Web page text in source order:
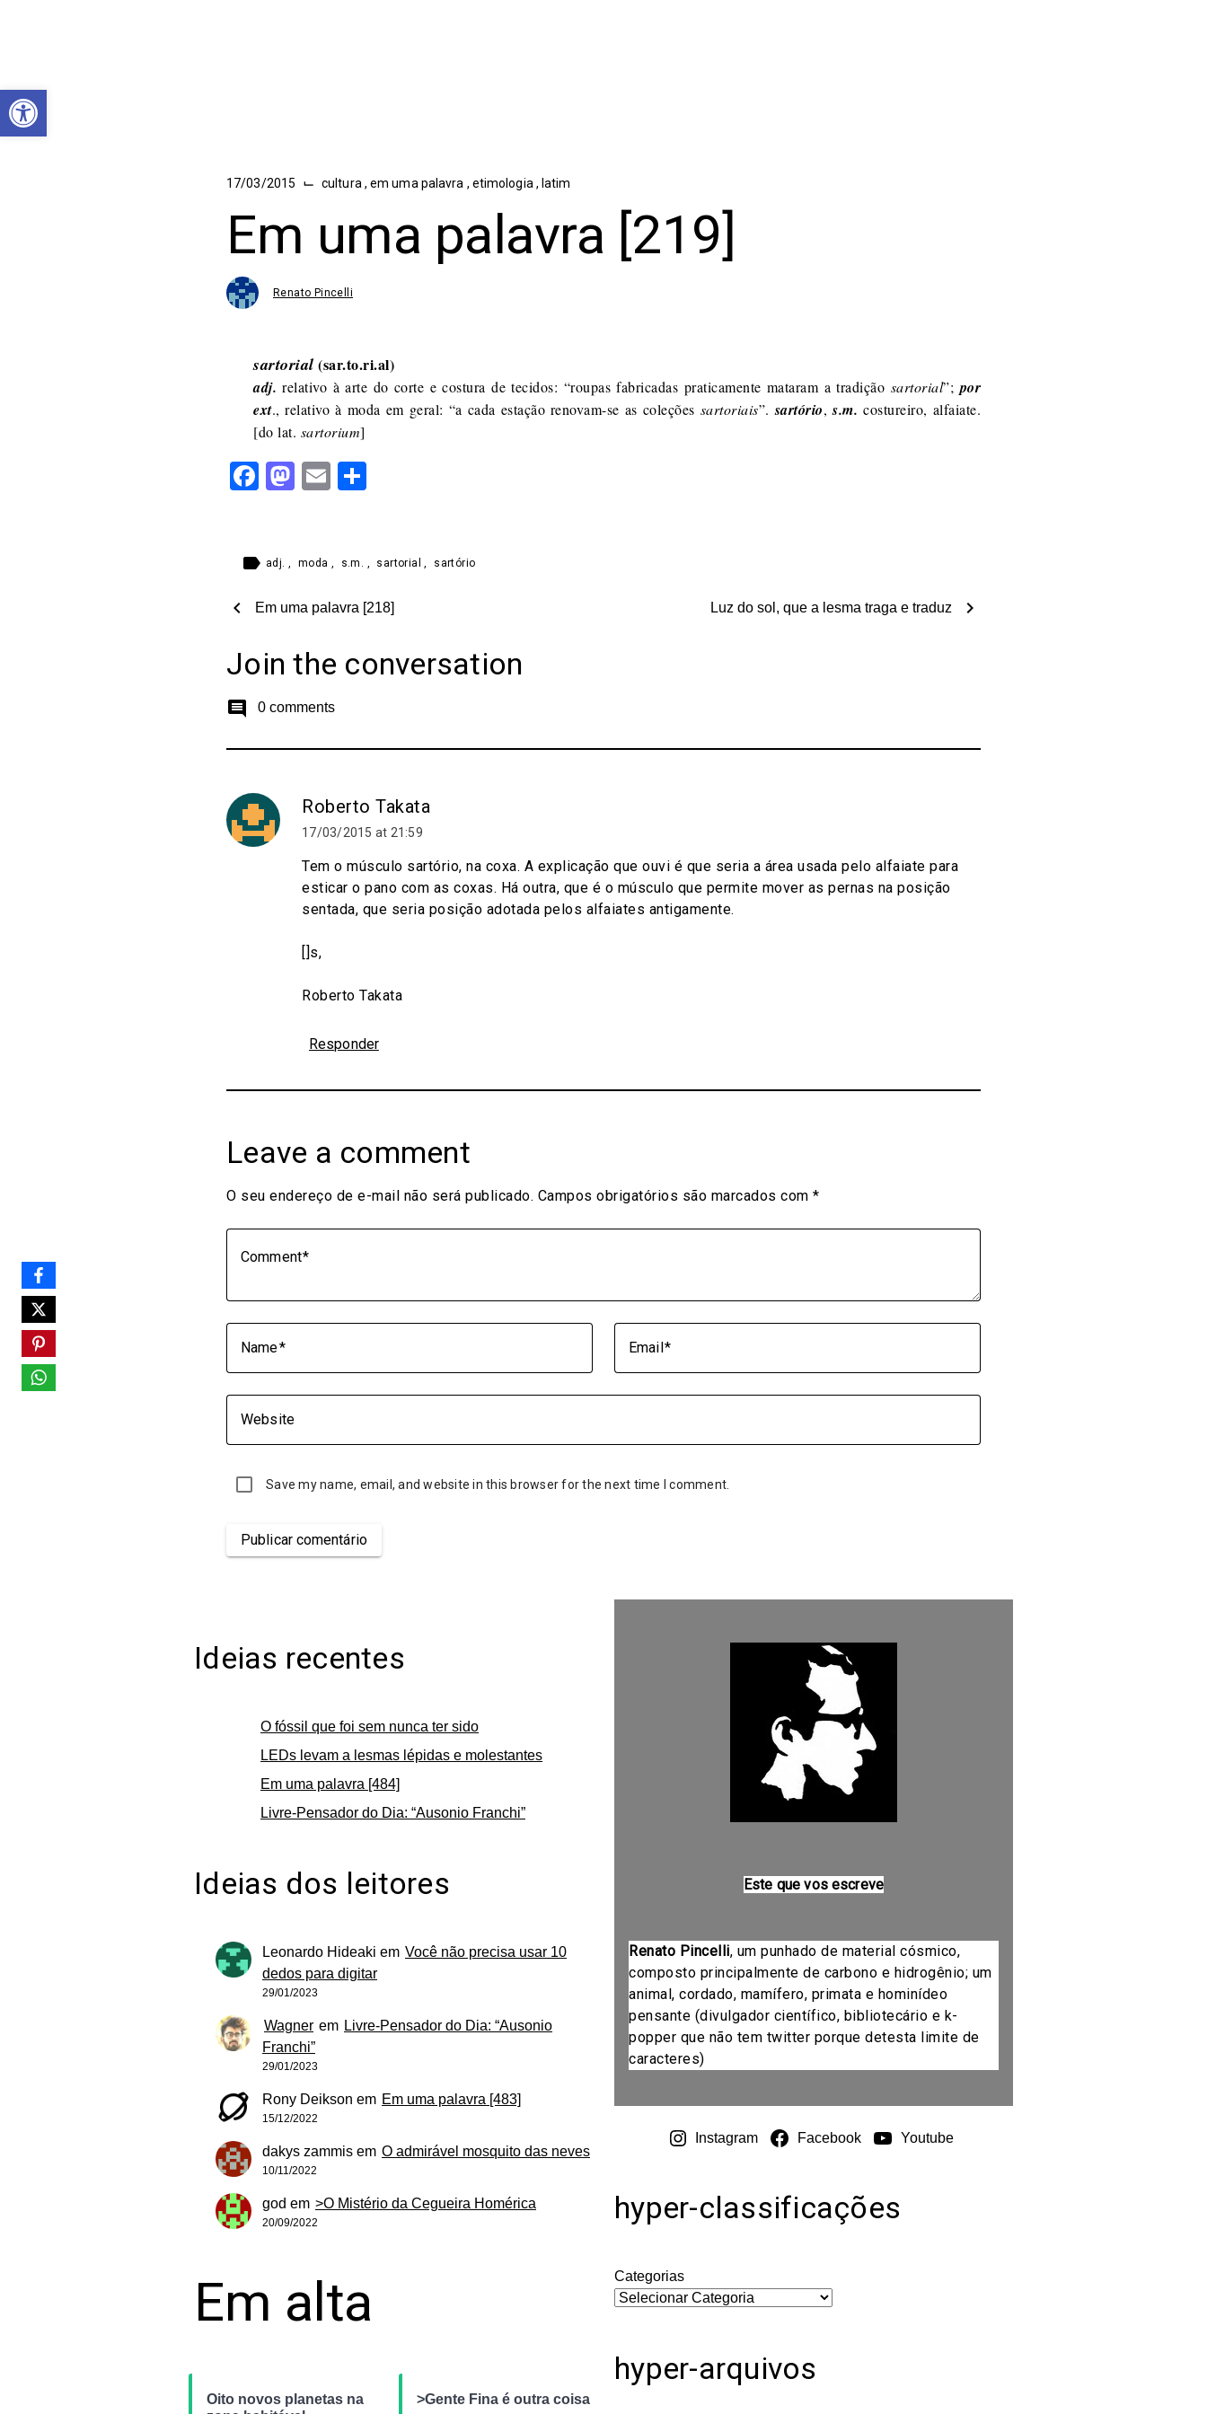
Abrir a barra de ferramentas
17/03/2015 ⌙ cultura ,em uma palavra , etimologia , latim
Em uma palavra [219]
Renato Pincelli
sartorial (sar.to.ri.al)
adj. relativo à arte do corte e costura de tecidos: “roupas fabricadas praticamente mataram a tradição sartorial”; por
ext., relativo à moda em geral: “a cada estação renovam-se as coleções sartoriais”.sartório,s.m. costureiro, alfaiate.
[do lat. sartorium]
Facebook
Mastodon
Email
label adj. , moda , s.m. , sartorial, sartório
chevron_left Em uma palavra [218] Luz do sol, que a lesma traga e traduz chevron_right
Join the conversation
comment 0 comments
Roberto Takata
17/03/2015 at 21:59
Tem o músculo sartório, na coxa. A explicação que ouvi é que seria a área usada pelo alfaiate para
esticar o pano com as coxas. Há outra, que é o músculo que permite mover as pernas na posição
sentada, que seria posição adotada pelos alfaiates antigamente.
[]s,
Roberto Takata
Responder
Leave a comment
O seu endereço de e-mail não será publicado. Campos obrigatórios são marcados com *
Comment
Name Email
Website
Save my name, email, and website in this browser for the next time I comment.
Publicar comentário
Ideias recentes
O fóssil que foi sem nunca ter sido
LEDs levam a lesmas lépidas e molestantes
Em uma palavra [484]
Livre-Pensador do Dia: “Ausonio Franchi”
Ideias dos leitores
Leonardo Hideaki em Você não precisa usar 10
dedos para digitar
29/01/2023
Wagner em Livre-Pensador do Dia: “Ausonio
Franchi”
29/01/2023
Rony Deikson em Em uma palavra [483]
15/12/2022
dakys zammis em O admirável mosquito das neves
10/11/2022
god em >O Mistério da Cegueira Homérica
20/09/2022
Em alta
Oito novos planetas na
>Gente Fina é outra coisa
Este que vos escreve
Renato Pincelli, um punhado de material cósmico,
composto principalmente de carbono e hidrogênio; um
animal, cordado, mamífero, primata e hominídeo
pensante (divulgador científico, bibliotecário e k-
popper que não tem twitter porque detesta limite de
caracteres)
Instagram Facebook Youtube
hyper-classificações
Categorias
hyper-arquivos